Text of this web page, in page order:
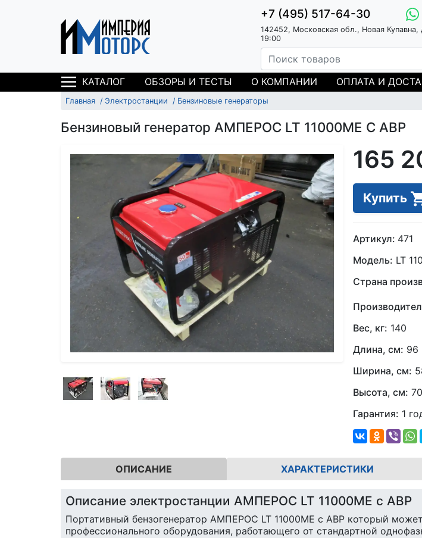
+7 (495) 517-64-30
142452, Московская обл., Новая
19:00
КАТАЛОГ ОБЗОРЫ И ТЕСТЫ О КОМПАНИИ ОПЛАТА И
Главная Электростанции Бензиновые генераторы
Бензиновый генератор АМПЕРОС LT 11000ME С АВР
165
Купить
Артикул: 471
Модель: LT
Страна
Вес, кг: 140
Длина, см: 96
Ширина, см:
Высота, см: 70
Гарантия: 1
ОПИСАНИЕ ХАРАКТЕРИСТИКИ
Описание электростанции АМПЕРОС LT 11000ME с АВР
Портативный бензогенератор АМПЕРОС LT 11000ME с АВР который
профессионального оборудования, работающего от стандартной